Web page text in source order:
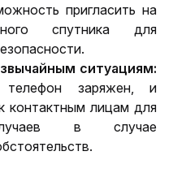
пригласить на
спутника для
ситуациям:
телефон заряжен, и
контактным лицам для
в случае